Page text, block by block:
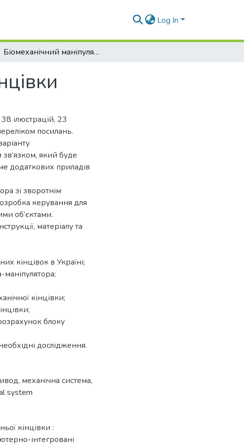
Log In
Біомеханічний маніпулятор верхньої кінцівки
ілюстрацій, 23
посилань.
зв’язком, який буде
додаткових приладів
зі зворотнім
керування для
об’єктами.
матеріалу та
кінцівок в Україні;
кінцівки;
блоку
дослідження.
, механічна система,
system
кінцівки :
інтегровані